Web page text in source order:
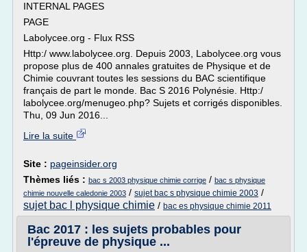
INTERNAL PAGES
PAGE
Labolycee.org - Flux RSS
Http:/ www.labolycee.org. Depuis 2003, Labolycee.org vous
propose plus de 400 annales gratuites de Physique et de
Chimie couvrant toutes les sessions du BAC scientifique
français de part le monde. Bac S 2016 Polynésie. Http:/
labolycee.org/menugeo.php? Sujets et corrigés disponibles.
Thu, 09 Jun 2016...
Lire la suite
Site : pageinsider.org
Thèmes liés : bac s 2003 physique chimie corrige / bac s physique
chimie nouvelle caledonie 2003 / sujet bac s physique chimie 2003 /
sujet bac l physique chimie / bac es physique chimie 2011
Bac 2017 : les sujets probables pour
l'épreuve de physique ...